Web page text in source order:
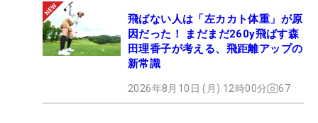
飛ばない人は「左カカト体重」が原
因だった！ まだまだ260y飛ばす森
田理香子が考える、飛距離アップの
新常識
2026年8月10日 (月) 12時00分 67